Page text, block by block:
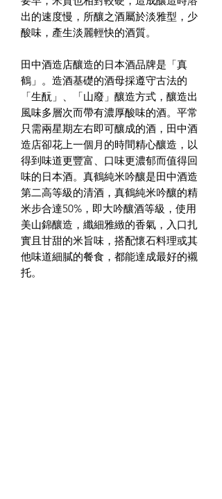
出的速度慢，所釀之酒屬於淡雅型，少
酸味，產生淡麗輕快的酒質。
田中酒造店釀造的日本酒品牌是「真
鶴」。造酒基礎的酒母採遵守古法的
「生酛」、「山廢」釀造方式，釀造出
風味多層次而帶有濃厚酸味的酒。平常
只需兩星期左右即可釀成的酒，田中酒
造店卻花上一個月的時間精心釀造，以
得到味道更豐富、口味更濃郁而值得回
味的日本酒。真鶴純米吟釀是田中酒造
第二高等級的清酒，真鶴純米吟釀的精
米步合達50%，即大吟釀酒等級，使用
美山錦釀造，纖細雅緻的香氣，入口扎
實且甘甜的米旨味，搭配懷石料理或其
他味道細膩的餐食，都能達成最好的襯
托。